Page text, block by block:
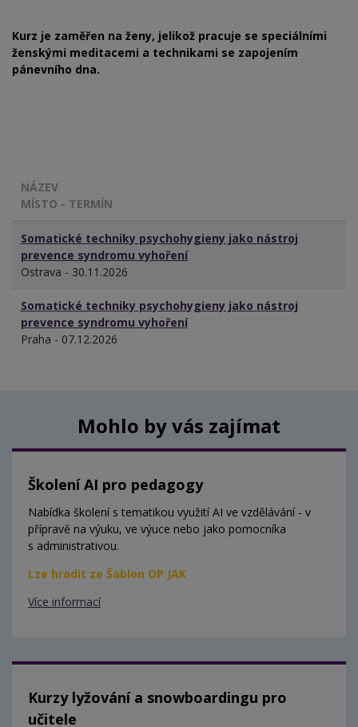
Kurz je zaměřen na ženy, jelikož pracuje se speciálními
ženskými meditacemi a technikami se zapojením
pánevního dna.
NÁZEV
MÍSTO - TERMÍN
Somatické techniky psychohygieny jako nástroj
prevence syndromu vyhoření
Ostrava - 30.11.2026
Somatické techniky psychohygieny jako nástroj
prevence syndromu vyhoření
Praha - 07.12.2026
Mohlo by vás zajímat
Školení AI pro pedagogy
Nabídka školení s tematikou využití AI ve vzdělávání - v
přípravě na výuku, ve výuce nebo jako pomocníka
s administrativou.
Lze hradit ze Šablon OP JAK
Více informací
Kurzy lyžování a snowboardingu pro
učitele